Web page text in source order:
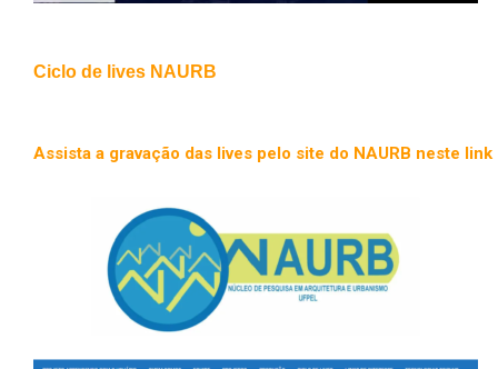
Ciclo de lives NAURB
Assista a gravação das lives pelo site do NAURB neste link